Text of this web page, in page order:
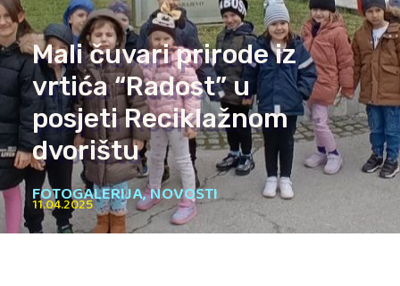
Mali čuvari prirode iz
vrtića “Radost” u
posjeti Reciklažnom
dvorištu
FOTOGALERIJA,NOVOSTI
11.04.2025